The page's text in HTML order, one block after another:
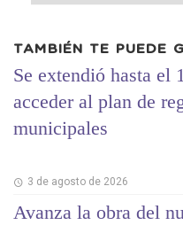
TAMBIÉN TE PUEDE
Se extendió hasta el
acceder al plan de
municipales
3 de agosto de 2026
Avanza la obra del